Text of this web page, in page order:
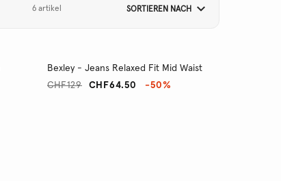
6 artikel SORTIEREN NACH
Bexley - Jeans Relaxed Fit Mid Waist
CHF64.50
CHF129 -50%